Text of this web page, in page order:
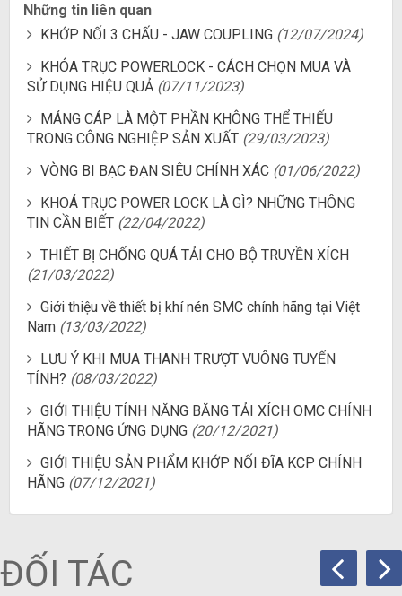
Những tin liên quan
KHỚP NỐI 3 CHẤU - JAW COUPLING (12/07/2024)
KHÓA TRỤC POWERLOCK - CÁCH CHỌN MUA VÀ
SỬ DỤNG HIỆU QUẢ (07/11/2023)
MÁNG CÁP LÀ MỘT PHẦN KHÔNG THỂ THIẾU
TRONG CÔNG NGHIỆP SẢN XUẤT (29/03/2023)
VÒNG BI BẠC ĐẠN SIÊU CHÍNH XÁC (01/06/2022)
KHOÁ TRỤC POWER LOCK LÀ GÌ? NHỮNG THÔNG
TIN CẦN BIẾT (22/04/2022)
THIẾT BỊ CHỐNG QUÁ TẢI CHO BỘ TRUYỀN XÍCH
(21/03/2022)
Giới thiệu về thiết bị khí nén SMC chính hãng tại Việt
Nam (13/03/2022)
LƯU Ý KHI MUA THANH TRƯỢT VUÔNG TUYẾN
TÍNH? (08/03/2022)
GIỚI THIỆU TÍNH NĂNG BĂNG TẢI XÍCH OMC CHÍNH
HÃNG TRONG ỨNG DỤNG (20/12/2021)
GIỚI THIỆU SẢN PHẨM KHỚP NỐI ĐĨA KCP CHÍNH
HÃNG (07/12/2021)
ĐỐI TÁC